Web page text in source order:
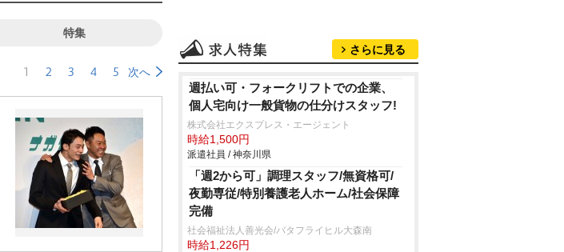
特集
1 2 3 4 5 次へ
さらに見る
週払い可・フォークリフトでの企業、
個人宅向け一般貨物の仕分けスタッフ!
株式会社エクスプレス・エージェント
時給1,500円
派遣社員 / 神奈川県
「週2から可」調理スタッフ/無資格可/
夜勤専従/特別養護老人ホーム/社会保障
完備
社会福祉法人善光会/バタフライヒル大森南
時給1,226円